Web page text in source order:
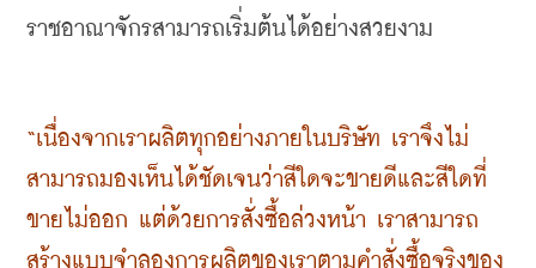
ราชอาณาจักรสามารถเริ่มต้นได้อย่างสวยงาม
“เนื่องจากเราผลิตทุกอย่างภายในบริษัท เราจึงไม่
สามารถมองเห็นได้ชัดเจนว่าสีใดจะขายดีและสีใดที่
ขายไม่ออก แต่ด้วยการสั่งซื้อล่วงหน้า เราสามารถ
สร้างแบบจำลองการผลิตของเราตามคำสั่งซื้อจริงของ